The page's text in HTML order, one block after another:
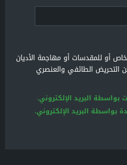
أو للمقدسات أو مهاجمة الأديان
التحريض الطائفي والعنصري
بواسطة البريد الإلكتروني.
بواسطة البريد الإلكتروني.